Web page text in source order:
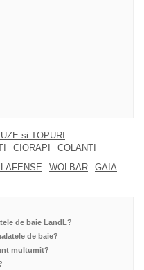
si TOPURI
CIORAPI
COLANTI
WOLBAR
GAIA
de baie LandL?
de baie?
multumit?